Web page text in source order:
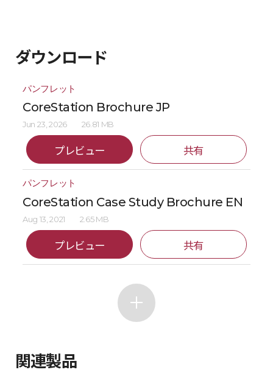
ダウンロード
パンフレット
CoreStation Brochure JP
Jun 23, 2026 26.81 MB
プレビュー 共有
パンフレット
CoreStation Case Study Brochure EN
Aug 13, 2021 2.65 MB
プレビュー 共有
関連製品